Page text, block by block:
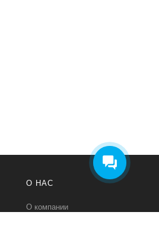
О НАС
О компании